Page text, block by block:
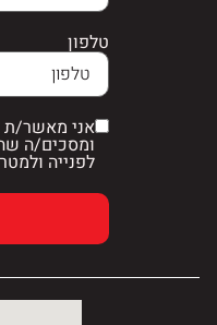
טלפון
אני מאשר/
ומסכים/ה
לפנייה